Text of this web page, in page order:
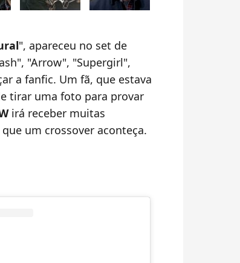
", apareceu no set de
"Arrow", "Supergirl",
a fanfic. Um fã, que estava
tirar uma foto para provar
irá receber muitas
um crossover aconteça.